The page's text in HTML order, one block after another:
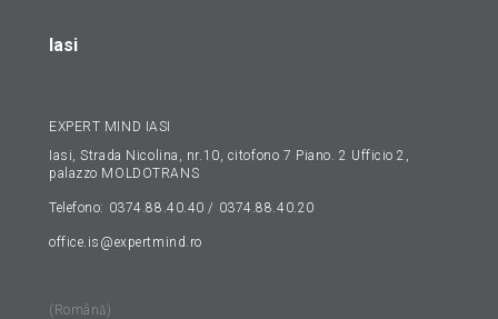
Iasi
EXPERT MIND IASI
Iasi, Strada Nicolina, nr.10, citofono 7 Piano. 2 Ufficio 2,
palazzo MOLDOTRANS
Telefono: 0374.88.40.40 / 0374.88.40.20
office.is@expertmind.ro
(Română)